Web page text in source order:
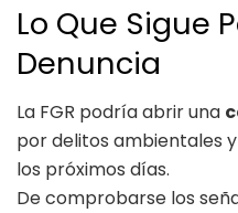
Lo Que Sigue
Denuncia
La FGR podría abrir una
por delitos ambientales
los próximos días.
De comprobarse los